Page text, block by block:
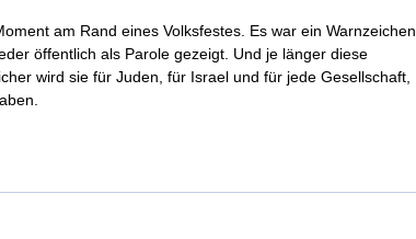
am Rand eines Volksfestes. Es war ein Warnzeichen.
öffentlich als Parole gezeigt. Und je länger diese
wird sie für Juden, für Israel und für jede Gesellschaft,